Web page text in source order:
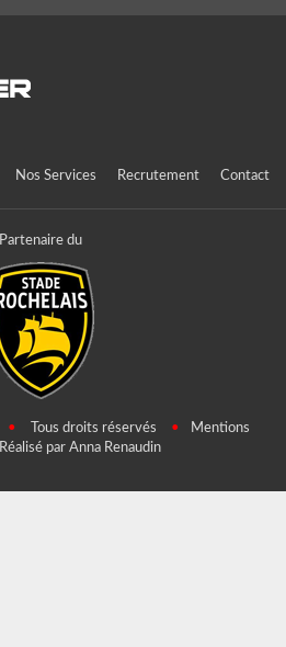
Nos Services Recrutement Contact
Partenaire du
• Tous droits réservés •
Mentions
Réalisé par Anna Renaudin